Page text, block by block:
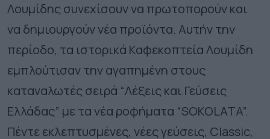
Λουμίδης συνεχίσουν να πρωτοπορούν και
να δημιουργούν νέα προϊόντα. Αυτήν την
περίοδο, τα ιστορικά Καφεκοπτεία Λουμίδη
εμπλούτισαν την αγαπημένη στους
καταναλωτές σειρά “Λέξεις και Γεύσεις
Ελλάδας” με τα νέα ροφήματα “SOKOLATA”.
Πέντε εκλεπτυσμένες, νέες γεύσεις, Classic,